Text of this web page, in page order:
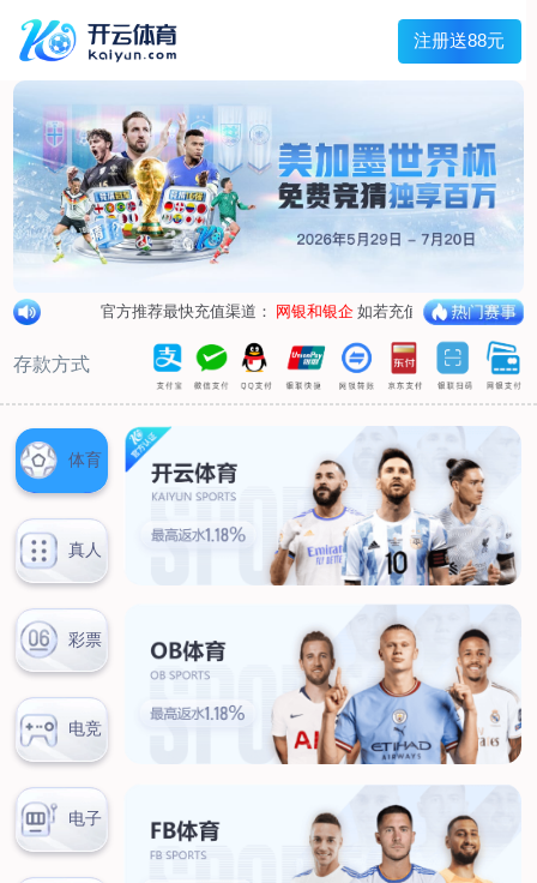
首页
关于我们
荣誉资质
合作伙伴
产品中心
烤箱纸
蜡纸
防油纸
糖果包装纸
汉堡包装纸
包肉纸
吸油纸
新闻展示
公司新闻
行业资讯
联系我们
联系方式
客户留言